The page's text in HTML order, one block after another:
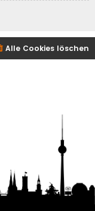
Alle Cookies löschen